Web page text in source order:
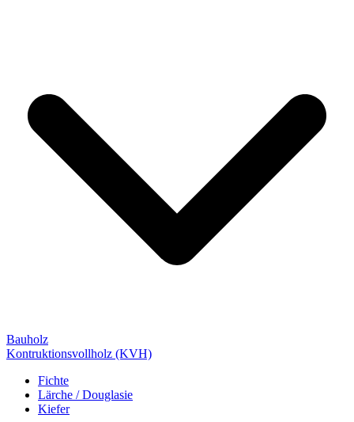
Bauholz
Kontruktionsvollholz (KVH)
Fichte
Lärche / Douglasie
Kiefer